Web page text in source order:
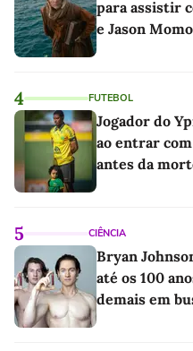
para assistir
e Jason
4 FUTEBOL
Jogador do
ao entrar
antes da
5 CIÊNCIA
Bryan
até os 100
demais em